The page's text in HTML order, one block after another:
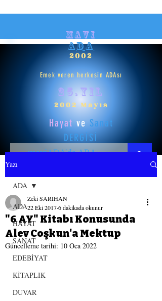
mavi
ADA
2002
Emek veren herkesin ADAsı
25.yıl
2002 Mayıs
HayatveSanat
DERGİSİ
SANAT
GİRİŞ YAP
Yazı
ADA
HAYAT
SANAT
EDEBİYAT
KİTAPLIK
DUVAR
ADA
"6 AY" Kitabı Konusunda
Alev Coşkun'a Mektup
Zeki SARIHAN
22 Eki 20176 dakikada okunur
Güncelleme tarihi: 10 Oca 2022